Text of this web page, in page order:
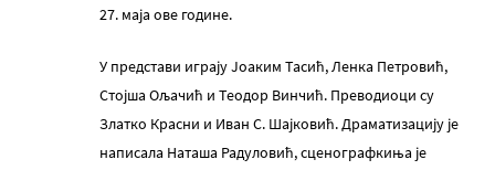
27. маја ове године.
У представи играју Јоаким Тасић, Ленка Петровић,
Стојша Ољачић и Теодор Винчић. Преводиоци су
Златко Красни и Иван С. Шајковић. Драматизацију је
написала Наташа Радуловић, сценографкиња је